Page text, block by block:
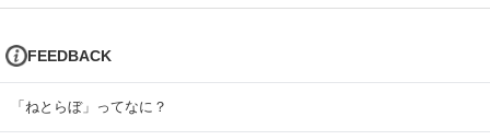
FEEDBACK
「ねとらぼ」ってなに？